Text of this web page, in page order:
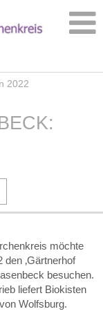
2022
möchte
den ‚Gärtnerhof
besuchen.
liefert Biokisten
Wolfsburg.